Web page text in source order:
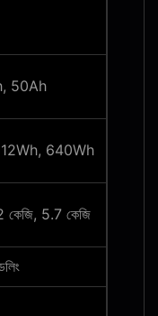
50Ah
640Wh
কেজি, 5.7 কেজি